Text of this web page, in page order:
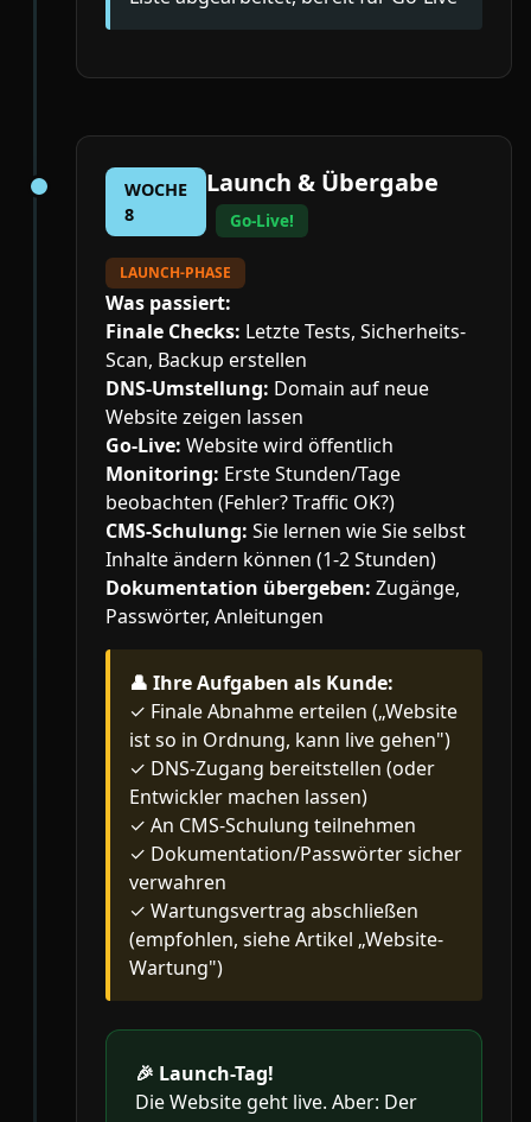
WOCHE
8
Launch & Übergabe
Go-Live!
LAUNCH-PHASE
Was passiert:
Finale Checks: Letzte Tests, Sicherheits-
Scan, Backup erstellen
DNS-Umstellung: Domain auf neue
Website zeigen lassen
Go-Live: Website wird öffentlich
Monitoring: Erste Stunden/Tage
beobachten (Fehler? Traffic OK?)
CMS-Schulung: Sie lernen wie Sie selbst
Inhalte ändern können (1-2 Stunden)
Dokumentation übergeben: Zugänge,
Passwörter, Anleitungen
👤 Ihre Aufgaben als Kunde:
✓ Finale Abnahme erteilen („Website
ist so in Ordnung, kann live gehen")
✓ DNS-Zugang bereitstellen (oder
Entwickler machen lassen)
✓ An CMS-Schulung teilnehmen
✓ Dokumentation/Passwörter sicher
verwahren
✓ Wartungsvertrag abschließen
(empfohlen, siehe Artikel „Website-
Wartung")
🎉 Launch-Tag!
Die Website geht live. Aber: Der